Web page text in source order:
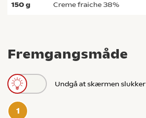
Fremgangsmåde
Undgå at skærmen slukker
150g creme fraiche 38%